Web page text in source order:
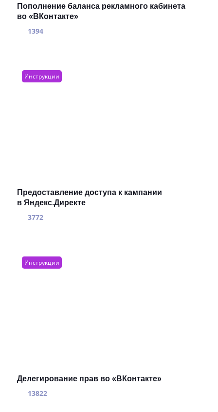
Пополнение баланса рекламного кабинета
во «ВКонтакте»
1394
Инструкции
Предоставление доступа к кампании
в Яндекс.Директе
3772
Инструкции
Делегирование прав во «ВКонтакте»
13822